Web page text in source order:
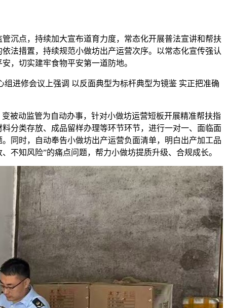
点，持续加大宣布道育力度，常态化开展普法宣讲和帮扶
法措置，持续规范小做坊出产运营次序。以常态化宣传强认
，切实建牢食物平安第一道防地。
修会议上强调 以反面典型为标杆典型为镜鉴 实正把准确
动监管为自动办事，针对小做坊运营短板开展精准帮扶指
分类存放、成品留样办理等环节环节，进行一对一、面临面
同时，自动奉告小做坊出产运营负面清单，明白出产加工品
不知风险”的痛点问题，帮力小做坊提质升级、合规成长。